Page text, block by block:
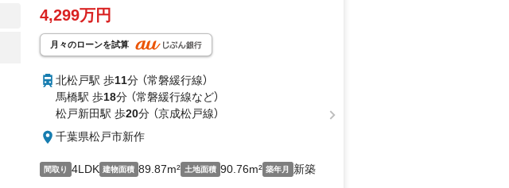
4,299万円
月々のローンを試算
北松戸駅 歩11分 （常磐緩行線）
馬橋駅 歩18分 （常磐緩行線など）
松戸新田駅 歩20分 （京成松戸線）
千葉県松戸市新作
間取り 4LDK 建物面積 89.87m² 土地面積 90.76m² 築年月 新築